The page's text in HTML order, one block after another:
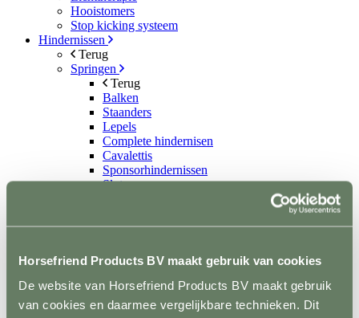
Horsefriend Products BV maakt gebruik van cookies
De website van Horsefriend Products BV maakt gebruik
van cookies en daarmee vergelijkbare technieken. Dit
Hooistomers
Stop kicking systeem
Hindernissen
Terug
Springen
Terug
Balken
Staanders
Lepels
Complete hindernisen
Cavalettis
Sponsorhindernissen
Sloten
Terug
Letters
Terug
Kegels